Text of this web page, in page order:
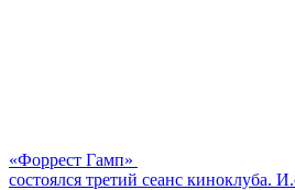
«Форрест Гамп»
состоялся третий сеанс киноклуба.